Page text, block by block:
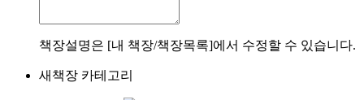
책장설명은 [내 책장/책장목록]에서 수정할 수 있습니다.
새책장 카테고리